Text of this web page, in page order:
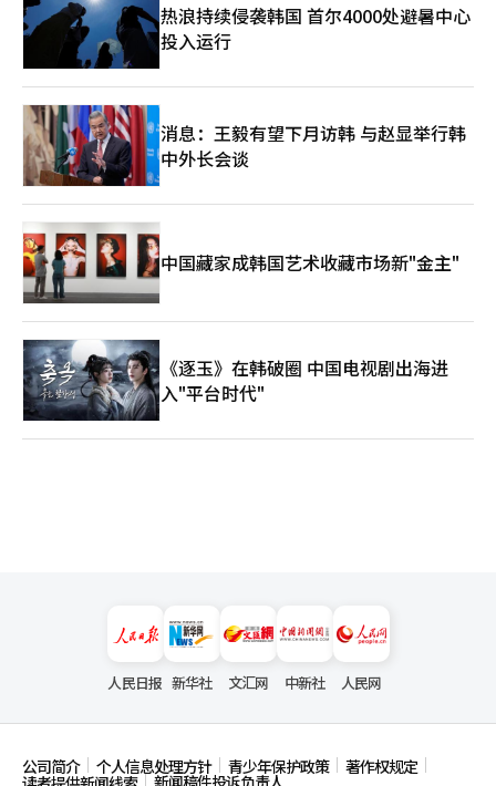
热浪持续侵袭韩国 首尔4000处避暑中心
投入运行
消息：王毅有望下月访韩 与赵显举行韩
中外长会谈
中国藏家成韩国艺术收藏市场新"金主"
《逐玉》在韩破圈 中国电视剧出海进
入"平台时代"
人民日报 新华社 文汇网 中新社 人民网
公司简介 个人信息处理方针 青少年保护政策 著作权规定
新闻稿件投诉负责人